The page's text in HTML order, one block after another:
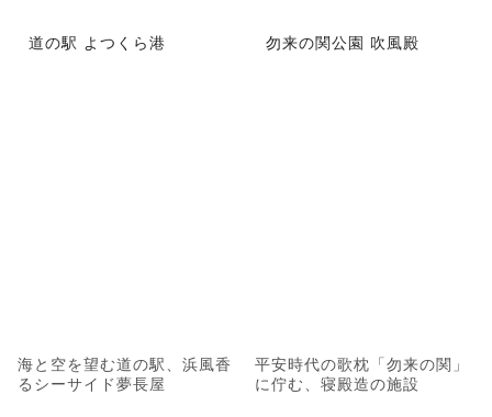
道の駅 よつくら港
海と空を望む道の駅、浜風香
るシーサイド夢長屋
勿来の関公園 吹風殿
平安時代の歌枕「勿来の関」
に佇む、寝殿造の施設